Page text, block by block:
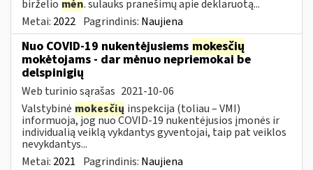
birželio mėn. sulauks pranešimų apie deklaruotą...
Metai: 2022 Pagrindinis: Naujiena
Nuo COVID-19 nukentėjusiems mokesčių
mokėtojams - dar mėnuo nepriemokai be
delspinigių
Web turinio sąrašas 2021-10-06
Valstybinė mokesčių inspekcija (toliau – VMI)
informuoja, jog nuo COVID-19 nukentėjusios įmonės ir
individualią veiklą vykdantys gyventojai, taip pat veiklos
nevykdantys...
Metai: 2021 Pagrindinis: Naujiena